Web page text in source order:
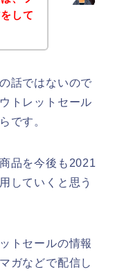
して
話ではないので
トレットセール
です。
品を今後も2021
していくと思う
トセールの情報
ガなどで配信し